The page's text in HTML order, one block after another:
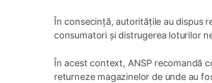
În consecință, autoritățile au dispus
consumatori și distrugerea loturilor
În acest context, ANSP recomandă
returneze magazinelor de unde au